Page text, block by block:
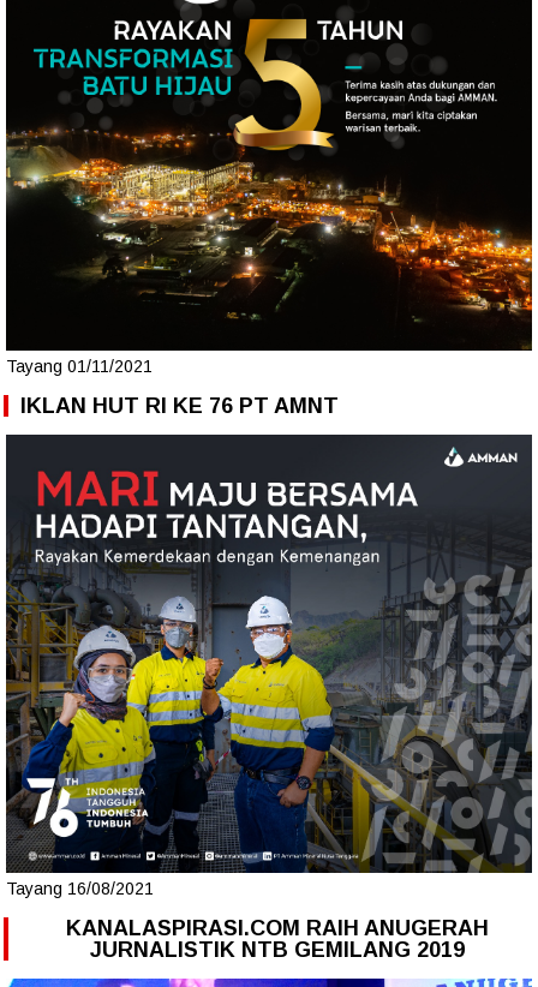
Tayang 01/11/2021
IKLAN HUT RI KE 76 PT AMNT
Tayang 16/08/2021
KANALASPIRASI.COM RAIH ANUGERAH
JURNALISTIK NTB GEMILANG 2019